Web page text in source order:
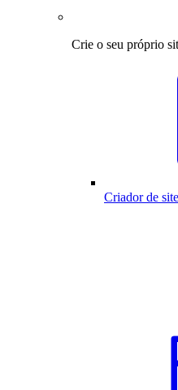
Crie o seu próprio
Criador de